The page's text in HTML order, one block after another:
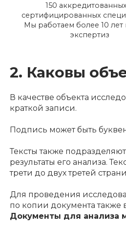
150
сертифицированных
Мы работаем более 10 лет
экспертиз
2. Каковы
В качестве объекта
краткой записи.
Подпись может быть
Тексты также
результаты его анализа.
трети до двух третей
Для проведения
по копии документа также
Документы для анализа